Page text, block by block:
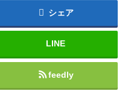
シェア
LINE
feedly